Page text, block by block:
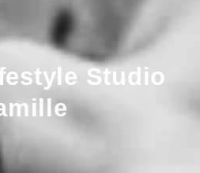
Studio